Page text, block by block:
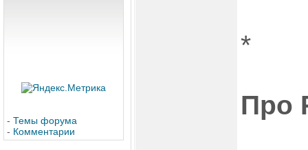
- Темы форума
- Комментарии
*
Про